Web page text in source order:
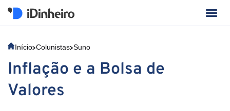
Início Colunistas Suno
Inflação e a Bolsa de
Valores